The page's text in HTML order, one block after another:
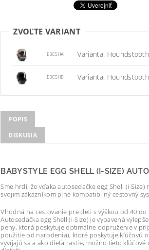
ZVOĽTE VARIANT
E3CSHA Varianta:
E3CSHB Varianta:
POPIS
DISKUSIA
BABYSTYLE EGG SHELL (I-SIZE)
Sme hrdí, že vďaka autosedačke egg Shell (i-
svojim zákazníkom plne kompatibilný cestovný
Vhodná na cestovanie pre deti s výškou od 40
Autosedačka egg Shell (i-Size) je vybavená
peny, ktorá poskytuje optimálne odpruženie v
použitie od narodenia), ktoré poskytuje kľúčovú
vyvíjajú sa a ako dieťa rastie, možno tieto